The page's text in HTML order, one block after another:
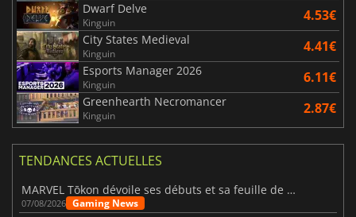
Dwarf Delve
Kinguin 4.53€
City States Medieval
Kinguin 4.41€
Esports Manager 2026
Kinguin 6.11€
Greenhearth Necromancer
Kinguin 2.87€
TENDANCES ACTUELLES
MARVEL Tōkon dévoile ses débuts et sa feuille de route
07/08/2026 Gaming News